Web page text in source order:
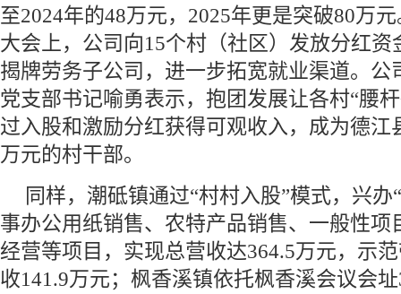
至2024年的48万元，2025年更是突破80万
大会上，公司向15个村（社区）发放分红资
揭牌劳务子公司，进一步拓宽就业渠道。公
党支部书记喻勇表示，抱团发展让各村“腰
过入股和激励分红获得可观收入，成为德江
万元的村干部。
同样，潮砥镇通过“村村入股”模式，兴办
事办公用纸销售、农特产品销售、一般性项
经营等项目，实现总营收达364.5万元，示
收141.9万元；枫香溪镇依托枫香溪会议会